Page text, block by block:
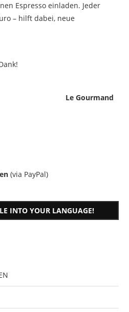
Espresso einladen. Jeder
– hilft dabei, neue
Le Gourmand
(via PayPal)
INTO YOUR LANGUAGE!